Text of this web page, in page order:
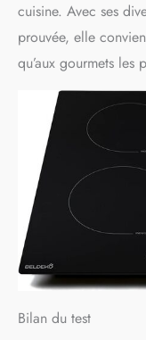
cuisine. Avec ses
prouvée, elle
qu’aux gourmets les
Bilan du test